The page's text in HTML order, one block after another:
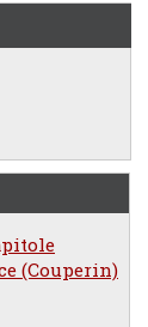
(Couperin)